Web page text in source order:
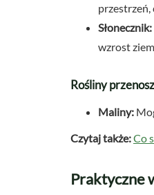
przestrzeń,
Słonecznik:
wzrost
Rośliny
Maliny:
Czytaj także:Co
Praktyczne